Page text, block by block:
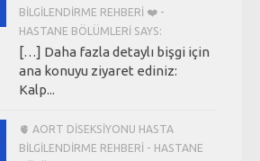
BILGILENDIRME REHBERI ❤️ -
HASTANE BÖLÜMLERI SAYS:
[…] Daha fazla detaylı bişgi için
ana konuyu ziyaret ediniz:
Kalp...
🫀 AORT DISEKSIYONU HASTA
BILGILENDIRME REHBERI - HASTANE